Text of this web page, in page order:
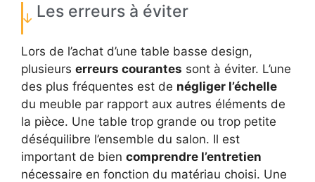
Les erreurs à éviter
Lors de l’achat d’une table basse design,
plusieurs erreurs courantes sont à éviter. L’une
des plus fréquentes est de négliger l’échelle
du meuble par rapport aux autres éléments de
la pièce. Une table trop grande ou trop petite
déséquilibre l’ensemble du salon. Il est
important de bien comprendre l’entretien
nécessaire en fonction du matériau choisi. Une